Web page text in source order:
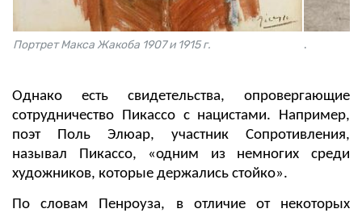
Портрет Макса Жакоба 1907 и 1915 г. .
Однако есть свидетельства, опровергающие
сотрудничество Пикассо с нацистами. Например,
поэт Поль Элюар, участник Сопротивления,
называл Пикассо, «одним из немногих среди
художников, которые держались стойко».
По словам Пенроуза, в отличие от некоторых